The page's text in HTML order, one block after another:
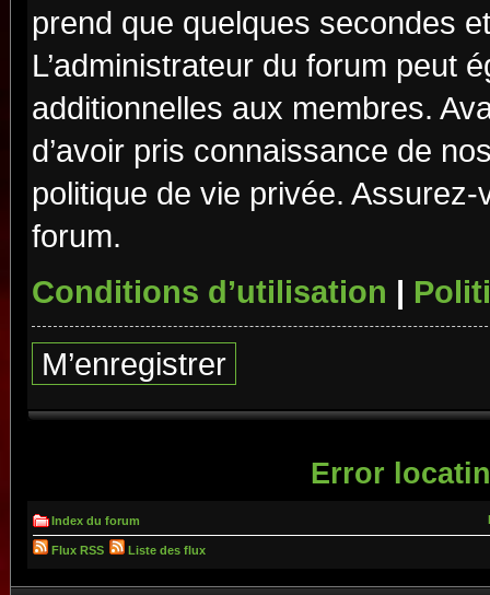
prend que quelques secondes
L’administrateur du forum peut
additionnelles aux membres.
d’avoir pris connaissance de
politique de vie privée.
forum.
Conditions d’utilisation |
M’enregistrer
Error
Index du forum
Flux RSS Liste des flux